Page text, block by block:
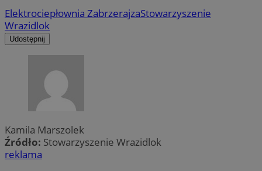
Elektrociepłownia ZabrzerajzaStowarzyszenie
Wrazidlok
Udostępnij
Kamila Marszolek
Źródło: Stowarzyszenie Wrazidlok
reklama